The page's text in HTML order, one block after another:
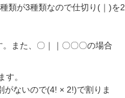
類が3種類なので仕切り(｜)を2
また、〇｜｜〇〇〇の場合
。
がないので(4! × 2!)で割りま